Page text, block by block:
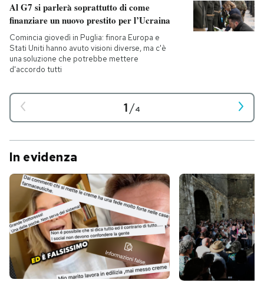
Al G7 si parlerà soprattutto di come
finanziare un nuovo prestito per l’Ucraina
Comincia giovedì in Puglia: finora Europa e
Stati Uniti hanno avuto visioni diverse, ma c'è
una soluzione che potrebbe mettere
d'accordo tutti
1/4
In evidenza